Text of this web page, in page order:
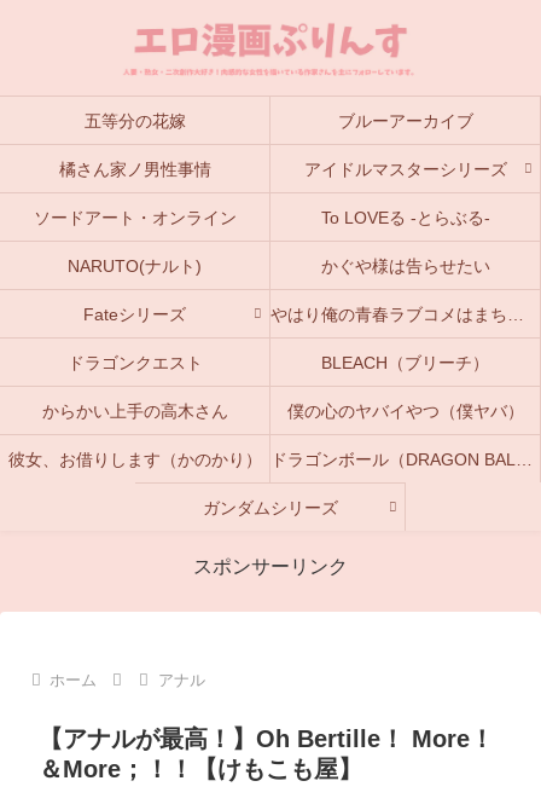
五等分の花嫁 ブルーアーカイブ
橘さん家ノ男性事情 アイドルマスターシリーズ
ソードアート・オンライン To LOVEる -とらぶる-
NARUTO(ナルト) かぐや様は告らせたい
Fateシリーズ
ドラゴンクエスト BLEACH（ブリーチ）
からかい上手の高木さん 僕の心のヤバイやつ（僕ヤバ）
彼女、お借りします（かのかり）
ガンダムシリーズ
スポンサーリンク
ホーム アナル
【アナルが最高！】Oh Bertille！ More！
＆More；！！【けもこも屋】